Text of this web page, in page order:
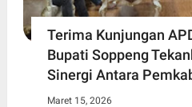
Terima Kunjungan
Bupati Soppeng
Sinergi Antara
Maret 15, 2026